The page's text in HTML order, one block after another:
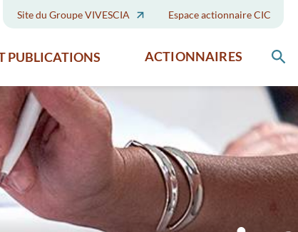
Site du Groupe VIVESCIA Espace actionnaire CIC
PUBLICATIONS ACTIONNAIRES